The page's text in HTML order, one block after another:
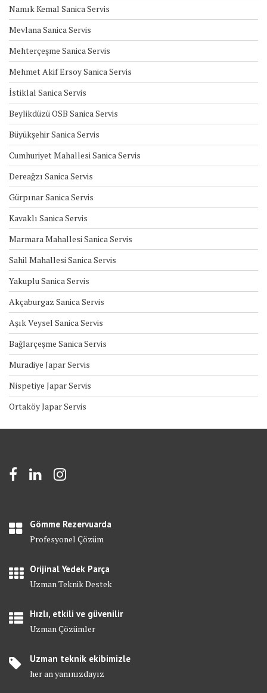
Namık Kemal Sanica Servis
Mevlana Sanica Servis
Mehterçeşme Sanica Servis
Mehmet Akif Ersoy Sanica Servis
İstiklal Sanica Servis
Beylikdüzü OSB Sanica Servis
Büyükşehir Sanica Servis
Cumhuriyet Mahallesi Sanica Servis
Dereağzı Sanica Servis
Gürpınar Sanica Servis
Kavaklı Sanica Servis
Marmara Mahallesi Sanica Servis
Sahil Mahallesi Sanica Servis
Yakuplu Sanica Servis
Akçaburgaz Sanica Servis
Aşık Veysel Sanica Servis
Bağlarçeşme Sanica Servis
Muradiye Japar Servis
Nispetiye Japar Servis
Ortaköy Japar Servis
Gömme Rezervuarda
Profesyonel Çözüm
Orijinal Yedek Parça
Uzman Teknik Destek
Hızlı, etkili ve güvenilir
Uzman Çözümler
Uzman teknik ekibimizle
her an yanınızdayız